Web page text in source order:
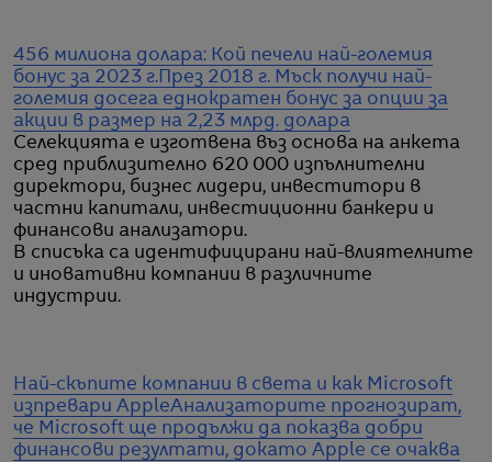
456 милиона долара: Кой печели най-големия
бонус за 2023 г. През 2018 г. Мъск получи най-
големия досега еднократен бонус за опции за
акции в размер на 2,23 млрд. долара
Селекцията е изготвена въз основа на анкета
сред приблизително 620 000 изпълнителни
директори, бизнес лидери, инвеститори в
частни капитали, инвестиционни банкери и
финансови анализатори.
В списъка са идентифицирани най-влиятелните
и иновативни компании в различните
индустрии.
Най-скъпите компании в света и как Microsoft
изпревари AppleАнализаторите прогнозират,
че Microsoft ще продължи да показва добри
финансови резултати, докато Apple се очаква